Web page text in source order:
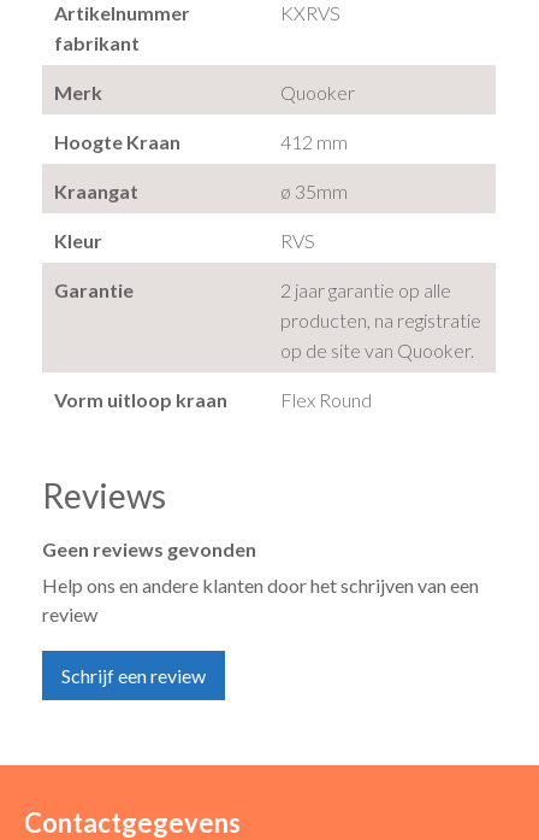
Artikelnummer
fabrikant
KXRVS
Merk Quooker
Hoogte Kraan 412 mm
Kraangat ø 35mm
Kleur RVS
Garantie
2 jaar garantie op alle
producten, na registratie
op de site van Quooker.
Vorm uitloop kraan Flex Round
Reviews
Geen reviews gevonden
Help ons en andere klanten door het schrijven van een
review
Schrijf een review
Uw naam *
Contactgegevens